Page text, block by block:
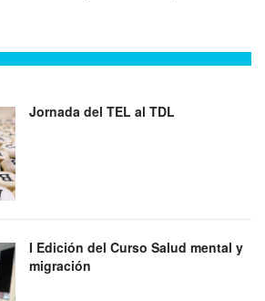
Jornada del TEL al TDL
I Edición del Curso Salud mental y
migración